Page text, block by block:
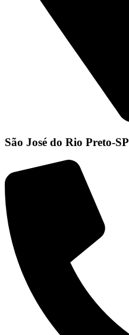
São José do Rio Preto-SP